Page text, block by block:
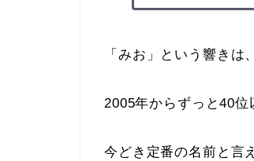
「みお」という響き
2005年からずっと40位
今どき定番の名前と言